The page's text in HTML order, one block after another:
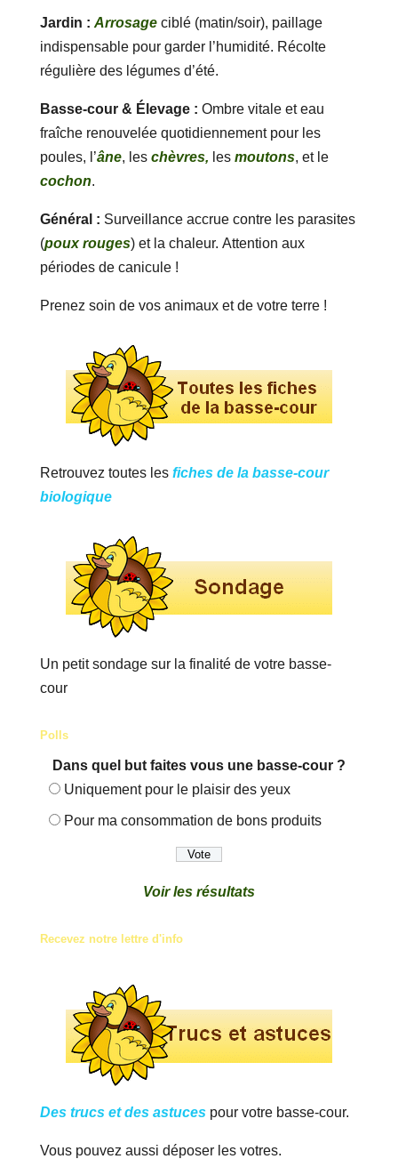
Jardin : Arrosageciblé (matin/soir), paillage
indispensable pour garder l’humidité. Récolte
régulière des légumes d’été.
Basse-cour & Élevage : Ombre vitale et eau
fraîche renouvelée quotidiennement pour les
poules, l’âne, les chèvres, les moutons, et le
cochon.
Général : Surveillance accrue contre les parasites
(poux rouges) et la chaleur. Attention aux
périodes de canicule !
Prenez soin de vos animaux et de votre terre !
Retrouvez toutes les fiches de la basse-cour
biologique
Un petit sondage sur la finalité de votre basse-
cour
Polls
Dans quel but faites vous une basse-cour ?
Uniquement pour le plaisir des yeux
Pour ma consommation de bons produits
Voir les résultats
Recevez notre lettre d'info
Des trucs et des astucespour votre basse-cour.
Vous pouvez aussi déposer les votres.